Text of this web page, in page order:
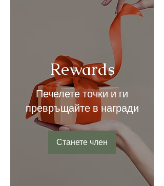
Rewards
Печелете точки и ги
превръщайте в награди
Станете член